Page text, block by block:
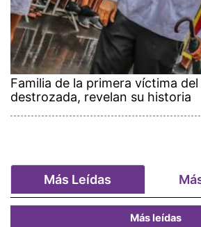
Familia de la primera víctima del
destrozada, revelan su historia
Más Leídas
Más leídas